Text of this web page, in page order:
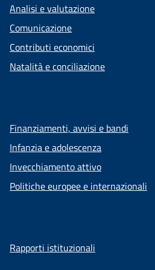
Analisi e valutazione
Comunicazione
Contributi economici
Natalità e conciliazione
Finanziamenti, avvisi e bandi
Infanzia e adolescenza
Invecchiamento attivo
Politiche europee e internazionali
Rapporti istituzionali